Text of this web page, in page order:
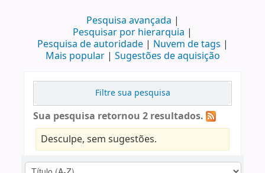
Pesquisa avançada
Pesquisar por hierarquia
Pesquisa de autoridade
Nuvem de tags
Mais popular
Sugestões de aquisição
Filtre sua pesquisa
Sua pesquisa retornou 2 resultados.
Desculpe, sem sugestões.